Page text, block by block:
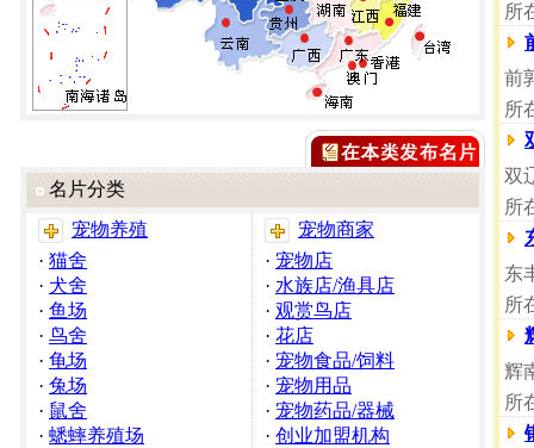
名片分类
宠物养殖
· 猫舍
· 犬舍
· 鱼场
· 鸟舍
· 龟场
· 兔场
· 鼠舍
· 蟋蟀养殖场
宠物商家
· 宠物店
· 水族店/渔具店
· 观赏鸟店
· 花店
· 宠物食品/饲料
· 宠物用品
· 宠物药品/器械
· 创业加盟机构
所
前
所
双
所
东
所
辉
所